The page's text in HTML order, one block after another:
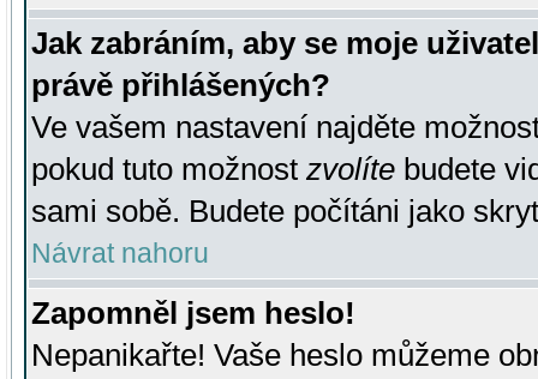
Jak zabráním, aby se moje
právě přihlášených?
Ve vašem nastavení najděte
pokud tuto možnost zvolíte budete
sami sobě. Budete počítáni jako
Návrat nahoru
Zapomněl jsem heslo!
Nepanikařte! Vaše heslo můžeme